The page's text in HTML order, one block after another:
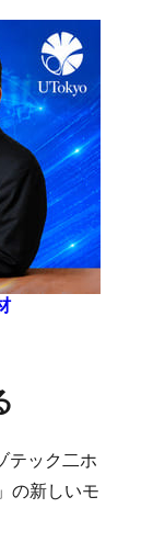
テック二ホ
の新しいモ